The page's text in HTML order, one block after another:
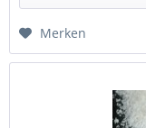
Merken